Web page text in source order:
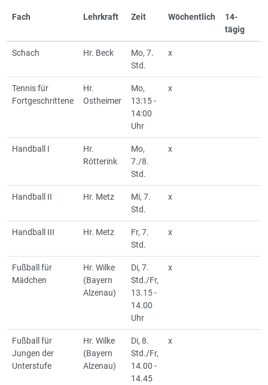
Fach Lehrkraft Zeit Wöchentlich
14-
tägig
Schach Hr. Beck
Mo, 7.
Std.
x
Tennis für
Fortgeschrittene
Hr.
Ostheimer
Mo,
13:15 -
14:00
Uhr
x
Handball I
Hr.
Rötterink
Mo,
7./8.
Std.
x
Handball II Hr. Metz
Mi, 7.
Std.
x
Handball III Hr. Metz
Fr, 7.
Std.
x
Fußball für
Mädchen
Hr. Wilke
(Bayern
Alzenau)
Di, 7.
Std./Fr,
13.15 -
14.00
Uhr
x
Fußball für
Jungen der
Unterstufe
Hr. Wilke
(Bayern
Alzenau)
Di, 8.
Std./Fr,
14.00 -
14.45
x